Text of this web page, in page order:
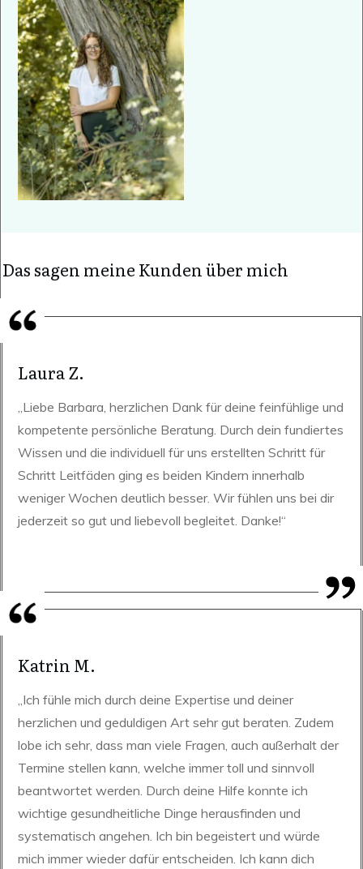
Das sagen meine Kunden über mich
Laura Z.
„Liebe Barbara, herzlichen Dank für deine feinfühlige und
kompetente persönliche Beratung. Durch dein fundiertes
Wissen und die individuell für uns erstellten Schritt für
Schritt Leitfäden ging es beiden Kindern innerhalb
weniger Wochen deutlich besser. Wir fühlen uns bei dir
jederzeit so gut und liebevoll begleitet. Danke!“
Katrin M.
„Ich fühle mich durch deine Expertise und deiner
herzlichen und geduldigen Art sehr gut beraten. Zudem
lobe ich sehr, dass man viele Fragen, auch außerhalt der
Termine stellen kann, welche immer toll und sinnvoll
beantwortet werden. Durch deine Hilfe konnte ich
wichtige gesundheitliche Dinge herausfinden und
systematisch angehen. Ich bin begeistert und würde
mich immer wieder dafür entscheiden. Ich kann dich